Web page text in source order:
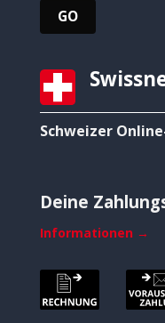
Schweizer
Deine
Informationen →